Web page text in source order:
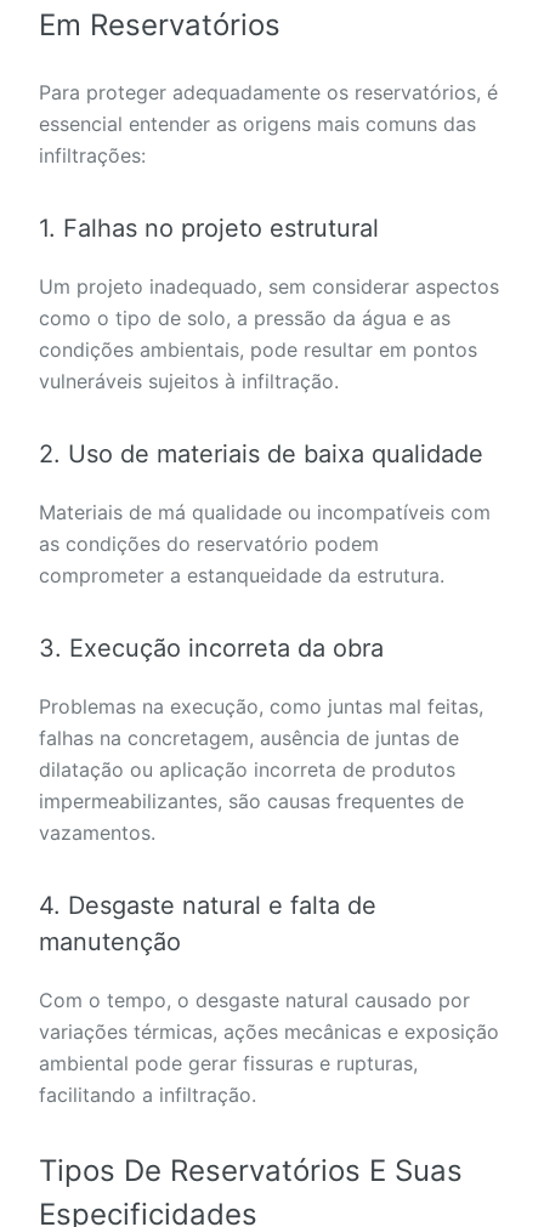
Em Reservatórios
Para proteger adequadamente os reservatórios, é
essencial entender as origens mais comuns das
infiltrações:
1. Falhas no projeto estrutural
Um projeto inadequado, sem considerar aspectos
como o tipo de solo, a pressão da água e as
condições ambientais, pode resultar em pontos
vulneráveis sujeitos à infiltração.
2. Uso de materiais de baixa qualidade
Materiais de má qualidade ou incompatíveis com
as condições do reservatório podem
comprometer a estanqueidade da estrutura.
3. Execução incorreta da obra
Problemas na execução, como juntas mal feitas,
falhas na concretagem, ausência de juntas de
dilatação ou aplicação incorreta de produtos
impermeabilizantes, são causas frequentes de
vazamentos.
4. Desgaste natural e falta de
manutenção
Com o tempo, o desgaste natural causado por
variações térmicas, ações mecânicas e exposição
ambiental pode gerar fissuras e rupturas,
facilitando a infiltração.
Tipos De Reservatórios E Suas
Especificidades